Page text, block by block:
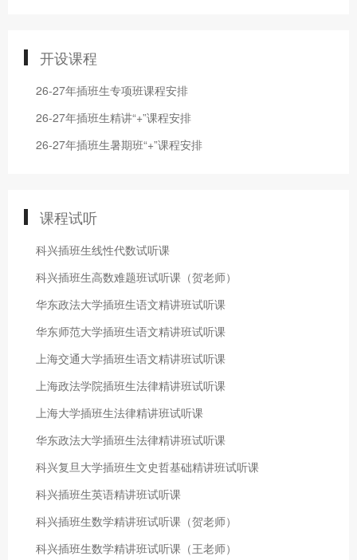
开设课程
26-27年插班生专项班课程安排
26-27年插班生精讲“+”课程安排
26-27年插班生暑期班“+”课程安排
课程试听
科兴插班生线性代数试听课
科兴插班生高数难题班试听课（贺老师）
华东政法大学插班生语文精讲班试听课
华东师范大学插班生语文精讲班试听课
上海交通大学插班生语文精讲班试听课
上海政法学院插班生法律精讲班试听课
上海大学插班生法律精讲班试听课
华东政法大学插班生法律精讲班试听课
科兴复旦大学插班生文史哲基础精讲班试听课
科兴插班生英语精讲班试听课
科兴插班生数学精讲班试听课（贺老师）
科兴插班生数学精讲班试听课（王老师）